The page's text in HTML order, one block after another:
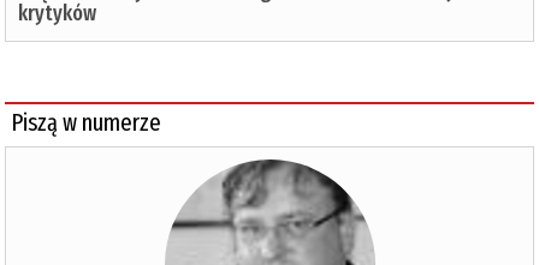
krytyków
Piszą w numerze